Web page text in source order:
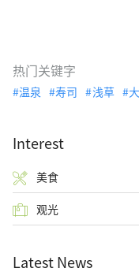
热门关键字
温泉 寿司 浅草
Interest
美食
观光
Latest News